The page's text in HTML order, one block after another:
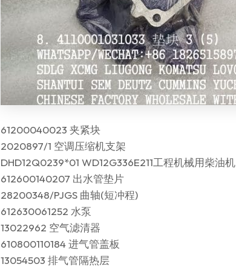
61200040023 夹紧块
2020897/1 空调压缩机支架
DHD12Q0239*01 WD12G336E211工程机械用柴油机
612600140207 出水管垫片
28200348/PJGS 曲轴(短冲程)
612630061252 水泵
13022962 空气滤清器
610800110184 进气管盖板
13054503 排气管隔热层